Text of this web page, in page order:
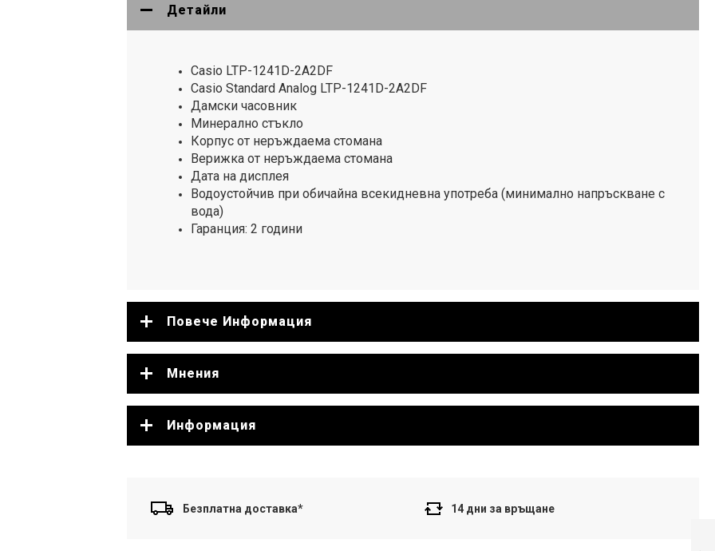
Детайли
Casio LTP-1241D-2A2DF
Casio Standard Analog LTP-1241D-2A2DF
Дамски часовник
Минерално стъкло
Корпус от неръждаема стомана
Верижка от неръждаема стомана
Дата на дисплея
Водоустойчив при обичайна всекидневна употреба (минимално напръскване с
вода)
Гаранция: 2 години
Повече Информация
Мнения
Информация
Безплатна доставка* 14 дни за връщане